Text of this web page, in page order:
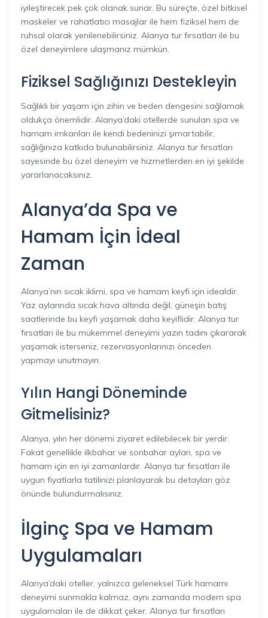
iyileştirecek pek çok olanak sunar. Bu süreçte, özel bitkisel
maskeler ve rahatlatıcı masajlar ile hem fiziksel hem de
ruhsal olarak yenilenebilirsiniz. Alanya tur fırsatları ile bu
özel deneyimlere ulaşmanız mümkün.
Fiziksel Sağlığınızı Destekleyin
Sağlıklı bir yaşam için zihin ve beden dengesini sağlamak
oldukça önemlidir. Alanya’daki otellerde sunulan spa ve
hamam imkanları ile kendi bedeninizi şımartabilir,
sağlığınıza katkıda bulunabilirsiniz. Alanya tur fırsatları
sayesinde bu özel deneyim ve hizmetlerden en iyi şekilde
yararlanacaksınız.
Alanya’da Spa ve
Hamam İçin İdeal
Zaman
Alanya’nın sıcak iklimi, spa ve hamam keyfi için idealdir.
Yaz aylarında sıcak hava altında değil, güneşin batış
saatlerinde bu keyfi yaşamak daha keyiflidir. Alanya tur
fırsatları ile bu mükemmel deneyimi yazın tadını çıkararak
yaşamak isterseniz, rezervasyonlarınızı önceden
yapmayı unutmayın.
Yılın Hangi Döneminde
Gitmelisiniz?
Alanya, yılın her dönemi ziyaret edilebilecek bir yerdir.
Fakat genellikle ilkbahar ve sonbahar ayları, spa ve
hamam için en iyi zamanlardır. Alanya tur fırsatları ile
uygun fiyatlarla tatilinizi planlayarak bu detayları göz
önünde bulundurmalısınız.
İlginç Spa ve Hamam
Uygulamaları
Alanya’daki oteller, yalnızca geleneksel Türk hamamı
deneyimi sunmakla kalmaz, aynı zamanda modern spa
uygulamaları ile de dikkat çeker. Alanya tur fırsatları